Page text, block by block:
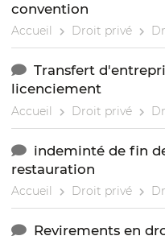
convention
Accueil Droit privé
Transfert
licenciement
Accueil Droit privé
indeminté de fin
restauration
Accueil Droit privé
Revirements en